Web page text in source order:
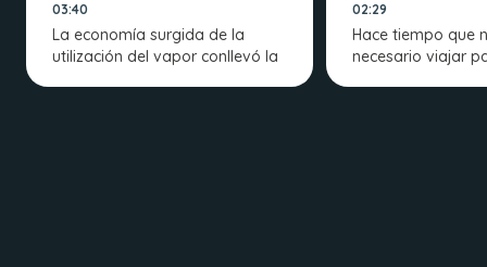
03:40
La economía surgida de la
utilización del vapor conllevó la
02:29
Hace tiempo que
necesario viajar